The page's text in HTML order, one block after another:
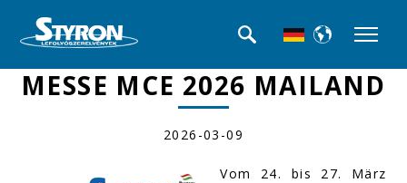
MESSE MCE 2026 MAILAND
2026-03-09
Vom 24. bis 27. März